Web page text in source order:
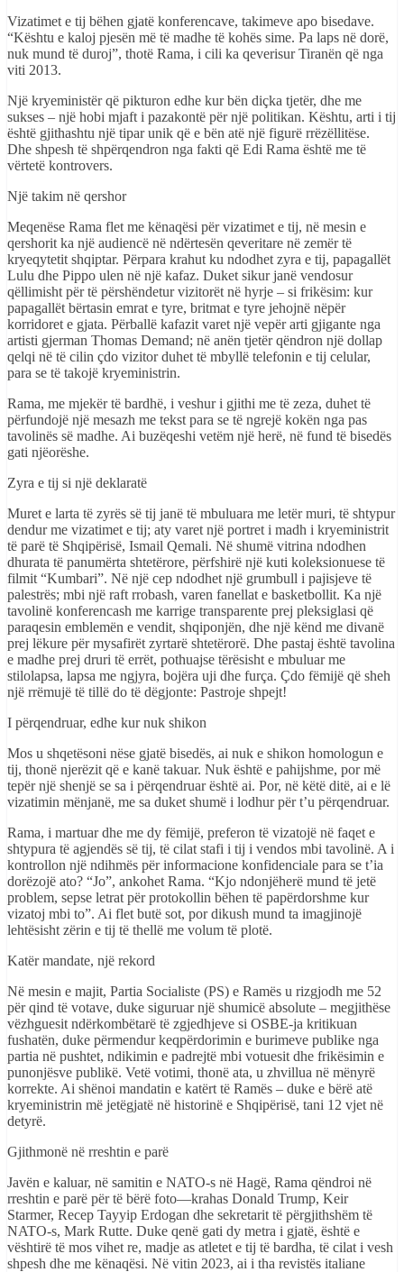
Vizatimet e tij bëhen gjatë konferencave, takimeve apo bisedave.
“Kështu e kaloj pjesën më të madhe të kohës sime. Pa laps në dorë,
nuk mund të duroj”, thotë Rama, i cili ka qeverisur Tiranën që nga
viti 2013.
Një kryeministër që pikturon edhe kur bën diçka tjetër, dhe me
sukses – një hobi mjaft i pazakontë për një politikan. Kështu, arti i tij
është gjithashtu një tipar unik që e bën atë një figurë rrëzëllitëse.
Dhe shpesh të shpërqendron nga fakti që Edi Rama është me të
vërtetë kontrovers.
Një takim në qershor
Meqenëse Rama flet me kënaqësi për vizatimet e tij, në mesin e
qershorit ka një audiencë në ndërtesën qeveritare në zemër të
kryeqytetit shqiptar. Përpara krahut ku ndodhet zyra e tij, papagallët
Lulu dhe Pippo ulen në një kafaz. Duket sikur janë vendosur
qëllimisht për të përshëndetur vizitorët në hyrje – si frikësim: kur
papagallët bërtasin emrat e tyre, britmat e tyre jehojnë nëpër
korridoret e gjata. Përballë kafazit varet një vepër arti gjigante nga
artisti gjerman Thomas Demand; në anën tjetër qëndron një dollap
qelqi në të cilin çdo vizitor duhet të mbyllë telefonin e tij celular,
para se të takojë kryeministrin.
Rama, me mjekër të bardhë, i veshur i gjithi me të zeza, duhet të
përfundojë një mesazh me tekst para se të ngrejë kokën nga pas
tavolinës së madhe. Ai buzëqeshi vetëm një herë, në fund të bisedës
gati njëorëshe.
Zyra e tij si një deklaratë
Muret e larta të zyrës së tij janë të mbuluara me letër muri, të shtypur
dendur me vizatimet e tij; aty varet një portret i madh i kryeministrit
të parë të Shqipërisë, Ismail Qemali. Në shumë vitrina ndodhen
dhurata të panumërta shtetërore, përfshirë një kuti koleksionuese të
filmit “Kumbari”. Në një cep ndodhet një grumbull i pajisjeve të
palestrës; mbi një raft rrobash, varen fanellat e basketbollit. Ka një
tavolinë konferencash me karrige transparente prej pleksiglasi që
paraqesin emblemën e vendit, shqiponjën, dhe një kënd me divanë
prej lëkure për mysafirët zyrtarë shtetërorë. Dhe pastaj është tavolina
e madhe prej druri të errët, pothuajse tërësisht e mbuluar me
stilolapsa, lapsa me ngjyra, bojëra uji dhe furça. Çdo fëmijë që sheh
një rrëmujë të tillë do të dëgjonte: Pastroje shpejt!
I përqendruar, edhe kur nuk shikon
Mos u shqetësoni nëse gjatë bisedës, ai nuk e shikon homologun e
tij, thonë njerëzit që e kanë takuar. Nuk është e pahijshme, por më
tepër një shenjë se sa i përqendruar është ai. Por, në këtë ditë, ai e lë
vizatimin mënjanë, me sa duket shumë i lodhur për t’u përqendruar.
Rama, i martuar dhe me dy fëmijë, preferon të vizatojë në faqet e
shtypura të agjendës së tij, të cilat stafi i tij i vendos mbi tavolinë. A i
kontrollon një ndihmës për informacione konfidenciale para se t’ia
dorëzojë ato? “Jo”, ankohet Rama. “Kjo ndonjëherë mund të jetë
problem, sepse letrat për protokollin bëhen të papërdorshme kur
vizatoj mbi to”. Ai flet butë sot, por dikush mund ta imagjinojë
lehtësisht zërin e tij të thellë me volum të plotë.
Katër mandate, një rekord
Në mesin e majit, Partia Socialiste (PS) e Ramës u rizgjodh me 52
për qind të votave, duke siguruar një shumicë absolute – megjithëse
vëzhguesit ndërkombëtarë të zgjedhjeve si OSBE-ja kritikuan
fushatën, duke përmendur keqpërdorimin e burimeve publike nga
partia në pushtet, ndikimin e padrejtë mbi votuesit dhe frikësimin e
punonjësve publikë. Vetë votimi, thonë ata, u zhvillua në mënyrë
korrekte. Ai shënoi mandatin e katërt të Ramës – duke e bërë atë
kryeministrin më jetëgjatë në historinë e Shqipërisë, tani 12 vjet në
detyrë.
Gjithmonë në rreshtin e parë
Javën e kaluar, në samitin e NATO-s në Hagë, Rama qëndroi në
rreshtin e parë për të bërë foto—krahas Donald Trump, Keir
Starmer, Recep Tayyip Erdogan dhe sekretarit të përgjithshëm të
NATO-s, Mark Rutte. Duke qenë gati dy metra i gjatë, është e
vështirë të mos vihet re, madje as atletet e tij të bardha, të cilat i vesh
shpesh dhe me kënaqësi. Në vitin 2023, ai i tha revistës italiane